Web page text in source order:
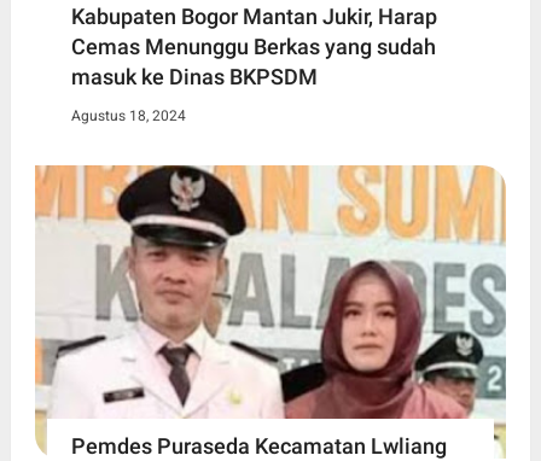
Kabupaten Bogor Mantan Jukir, Harap
Cemas Menunggu Berkas yang sudah
masuk ke Dinas BKPSDM
Agustus 18, 2024
Pemdes Puraseda Kecamatan Lwliang